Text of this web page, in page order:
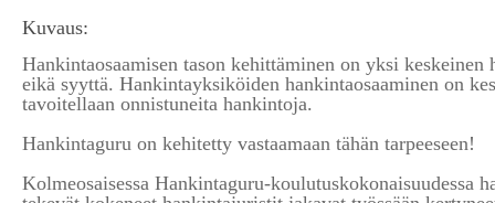
Kuvaus:
Hankintaosaamisen tason kehittäminen on yksi
eikä syyttä. Hankintayksiköiden hankintaosaaminen on
tavoitellaan onnistuneita hankintoja.
Hankintaguru on kehitetty vastaamaan tähän tarpeeseen!
Kolmeosaisessa Hankintaguru-koulutuskokonaisuudessa